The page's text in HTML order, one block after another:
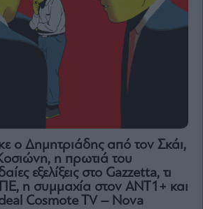
ο Δημητριάδης από τον Σκάι,
η πρωτιά του
εξελίξεις στο Gazzetta, τι
η συμμαχία στον ΑΝΤ1+ και
deal Cosmote TV – Nova